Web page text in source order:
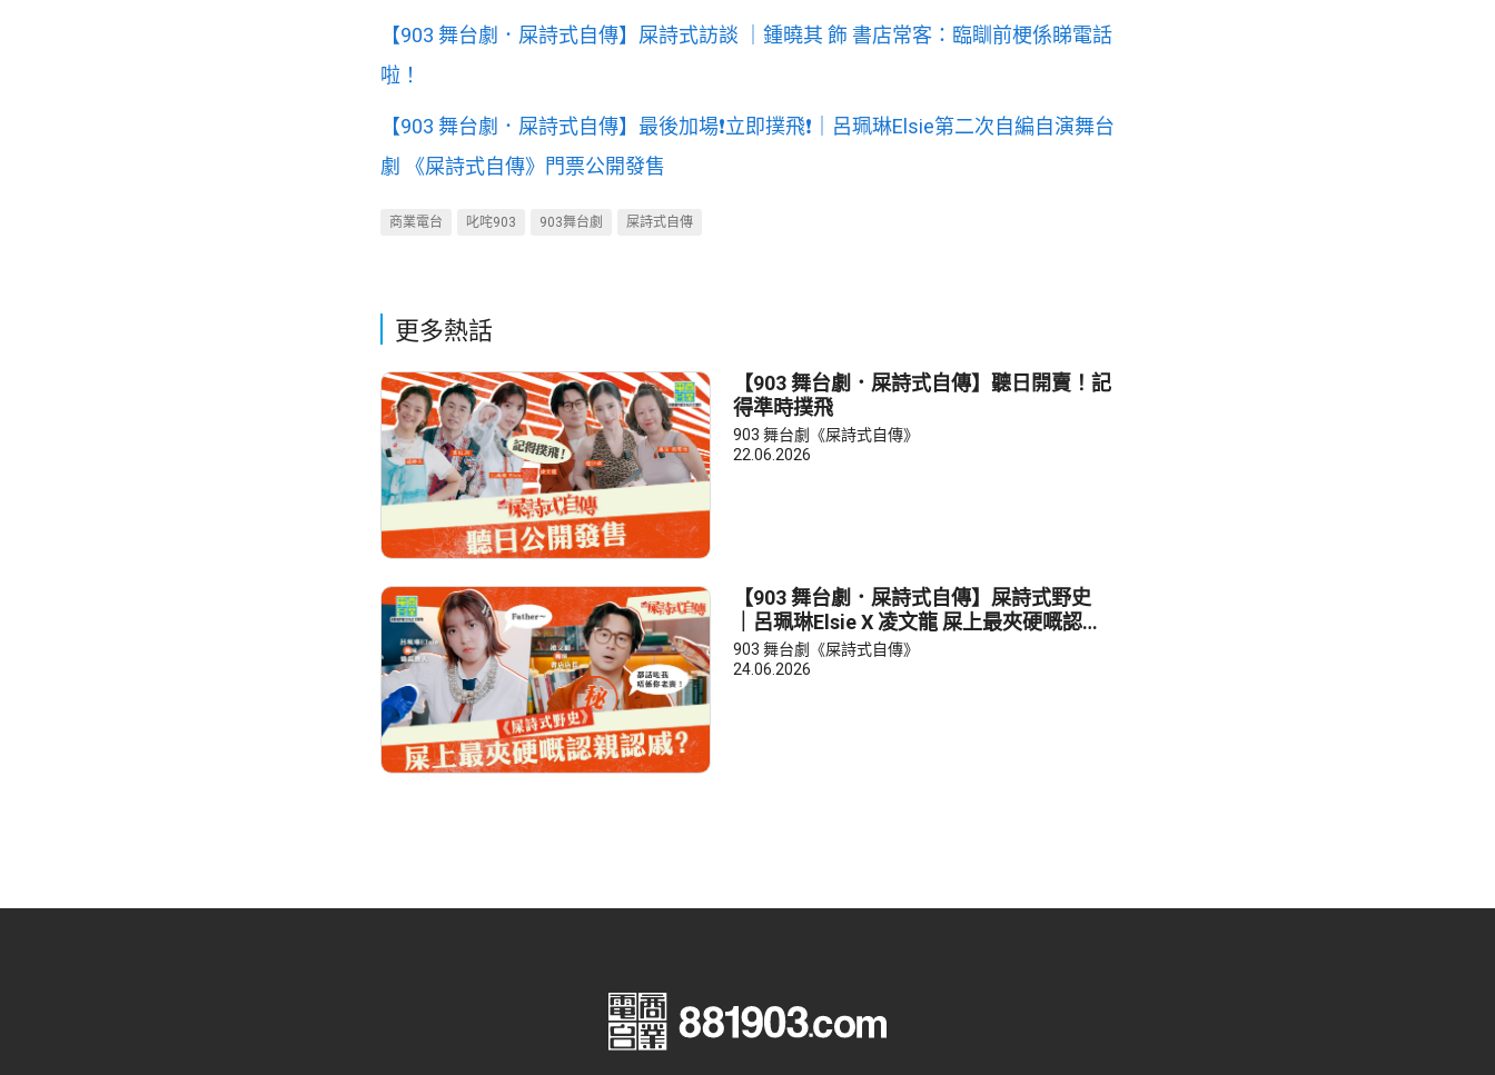
【903 舞台劇．屎詩式自傳】屎詩式訪談 ｜鍾曉其 飾 書店常客：臨瞓前梗係睇電話
啦！
【903 舞台劇．屎詩式自傳】最後加場❗立即撲飛❗｜呂珮琳Elsie第二次自編自演舞台
劇 《屎詩式自傳》門票公開發售
商業電台 叱咤903 903舞台劇 屎詩式自傳
更多熱話
【903 舞台劇．屎詩式自傳】聽日開賣！記
得準時撲飛
903 舞台劇《屎詩式自傳》
22.06.2026
【903 舞台劇．屎詩式自傳】屎詩式野史
｜呂珮琳Elsie X 凌文龍 屎上最夾硬嘅認親
認戚？
903 舞台劇《屎詩式自傳》
24.06.2026